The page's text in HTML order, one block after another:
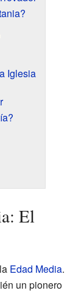
Iglesia
El
Edad Media.
un pionero